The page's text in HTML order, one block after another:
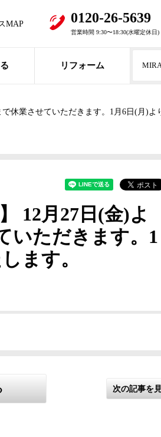
MAP 0120-26-5639
営業時間 9:30〜18:30(水曜定休日)
リフォーム
休業させていただきます。1月6日(月)よ
12月27日(金)よ
いただきます。1
ます。
次の記事を